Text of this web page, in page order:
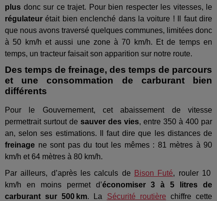
plus donc sur ce trajet. Pour bien respecter les vitesses, le
régulateur était bien enclenché dans la voiture ! Il faut dire
que nous avons traversé quelques communes, limitées donc
à 50 km/h et aussi une zone à 70 km/h. Et de temps en
temps, un tracteur faisait son apparition sur notre route.
Des temps de freinage, des temps de parcours
et une consommation de carburant bien
différents
Pour le Gouvernement, cet abaissement de vitesse
permettrait surtout de sauver des vies, entre 350 à 400 par
an, selon ses estimations. Il faut dire que les distances de
freinage ne sont pas du tout les mêmes : 81 mètres à 90
km/h et 64 mètres à 80 km/h.
Par ailleurs, d’après les calculs de
Bison Futé, rouler 10
km/h en moins permet d’économiser 3 à 5 litres de
carburant sur 500 km. La Sécurité routière chiffre cette